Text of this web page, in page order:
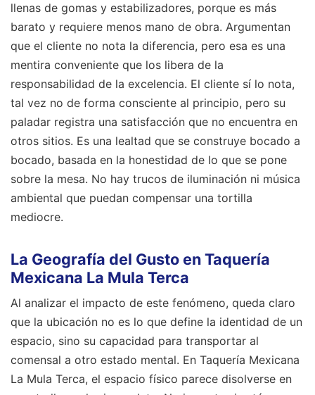
llenas de gomas y estabilizadores, porque es más
barato y requiere menos mano de obra. Argumentan
que el cliente no nota la diferencia, pero esa es una
mentira conveniente que los libera de la
responsabilidad de la excelencia. El cliente sí lo nota,
tal vez no de forma consciente al principio, pero su
paladar registra una satisfacción que no encuentra en
otros sitios. Es una lealtad que se construye bocado a
bocado, basada en la honestidad de lo que se pone
sobre la mesa. No hay trucos de iluminación ni música
ambiental que puedan compensar una tortilla
mediocre.
La Geografía del Gusto en Taquería
Mexicana La Mula Terca
Al analizar el impacto de este fenómeno, queda claro
que la ubicación no es lo que define la identidad de un
espacio, sino su capacidad para transportar al
comensal a otro estado mental. En Taquería Mexicana
La Mula Terca, el espacio físico parece disolverse en